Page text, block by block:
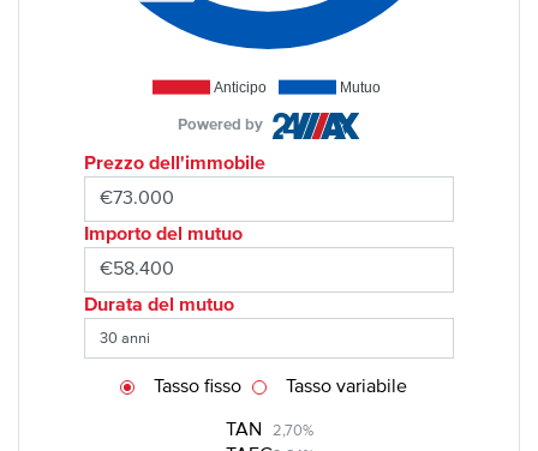
Anticipo Mutuo
Powered by
Prezzo dell'immobile
Importo del mutuo
Durata del mutuo
TAN 2,70%
Tasso fisso Tasso variabile